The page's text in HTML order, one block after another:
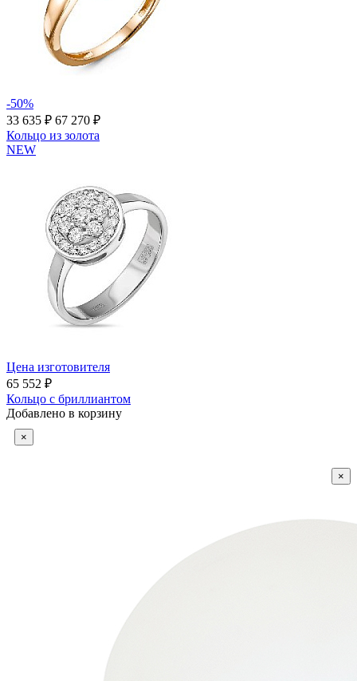
-50%
33 635 ₽ 67 270 ₽
Кольцо из золота
NEW
Цена изготовителя
65 552 ₽
Кольцо с бриллиантом
Добавлено в корзину
×
×